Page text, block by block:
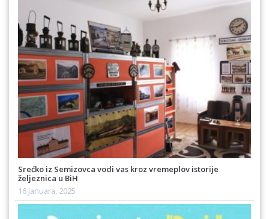
Srećko iz Semizovca vodi vas kroz vremeplov istorije
željeznica u BiH
16 Januara, 2025